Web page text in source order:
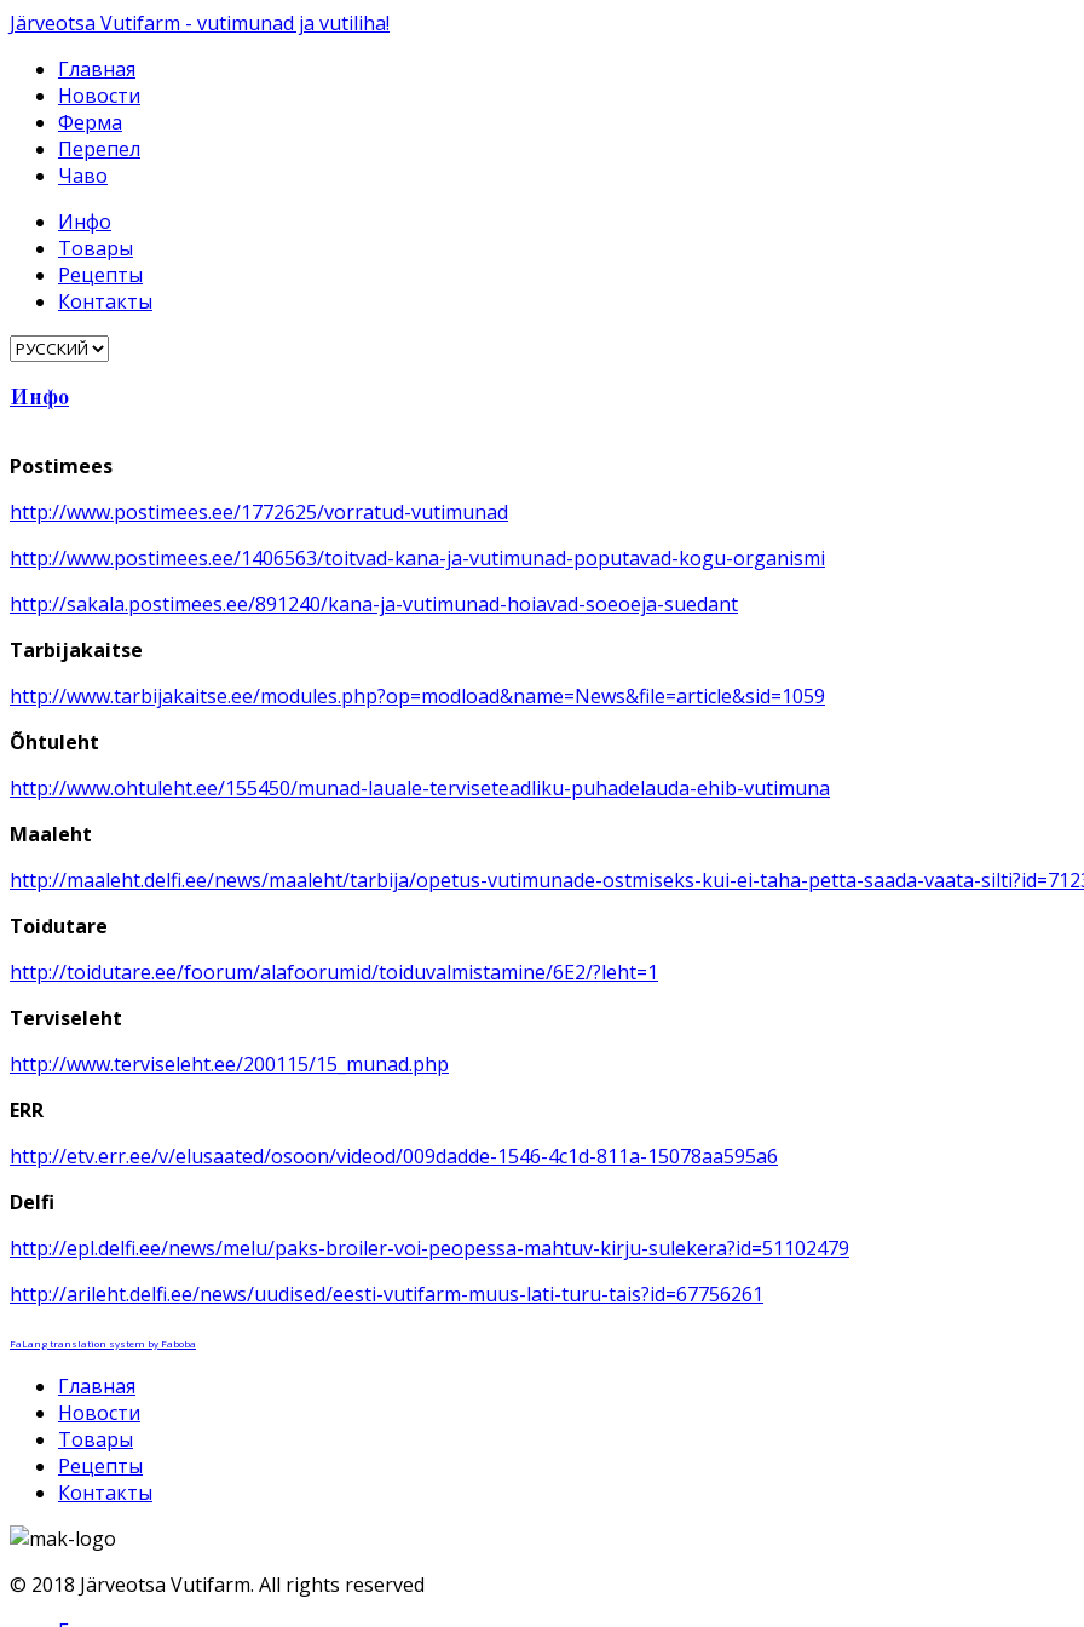
Järveotsa Vutifarm - vutimunad ja vutiliha!
Главная
Новости
Ферма
Перепел
Чаво
Инфо
Товары
Рецепты
Контакты
Инфо
Postimees
http://www.postimees.ee/1772625/vorratud-vutimunad
http://www.postimees.ee/1406563/toitvad-kana-ja-vutimunad-poputavad-kogu-organismi
http://sakala.postimees.ee/891240/kana-ja-vutimunad-hoiavad-soeoeja-suedant
Tarbijakaitse
http://www.tarbijakaitse.ee/modules.php?op=modload&name=News&file=article&sid=1059
Õhtuleht
http://www.ohtuleht.ee/155450/munad-lauale-terviseteadliku-puhadelauda-ehib-vutimuna
Maaleht
http://maaleht.delfi.ee/news/maaleht/tarbija/opetus-vutimunade-ostmiseks-kui-ei-taha-petta-saada-vaata-
Toidutare
http://toidutare.ee/foorum/alafoorumid/toiduvalmistamine/6E2/?leht=1
Terviseleht
http://www.terviseleht.ee/200115/15_munad.php
ERR
http://etv.err.ee/v/elusaated/osoon/videod/009dadde-1546-4c1d-811a-15078aa595a6
Delfi
http://epl.delfi.ee/news/melu/paks-broiler-voi-peopessa-mahtuv-kirju-sulekera?id=51102479
http://arileht.delfi.ee/news/uudised/eesti-vutifarm-muus-lati-turu-tais?id=67756261
FaLang translation system by Faboba
Главная
Новости
Товары
Рецепты
Контакты
© 2018 Järveotsa Vutifarm. All rights reserved